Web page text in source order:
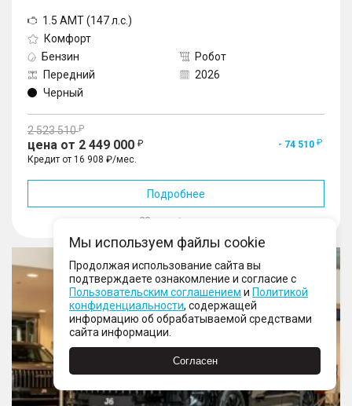
1.5 AMT (147 л.с.)
Комфорт
Бензин
Робот
Передний
2026
Черный
2 523 510
цена от 2 449 000
- 74 510
Кредит от 16 908 ₽/мес.
Подробнее
В избранное
Мы используем файлы cookie
Продолжая использование сайта вы
подтверждаете ознакомление и согласие с
Пользовательским соглашением и Политикой
конфиденциальности, содержащей
информацию об обрабатываемой средствами
сайта информации.
Согласен